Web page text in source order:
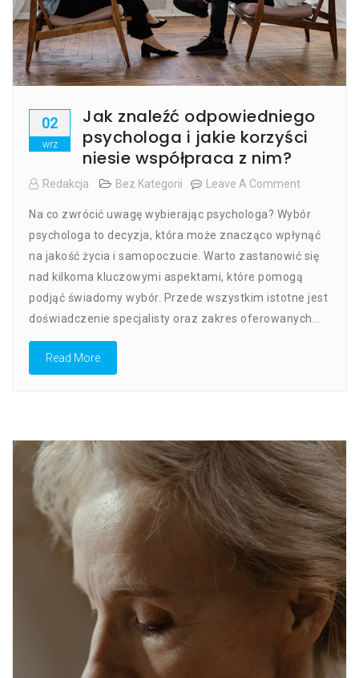
02
wrz
Jak znaleźć odpowiedniego
psychologa i jakie korzyści
niesie współpraca z nim?
Redakcja Bez Kategorii Leave A Comment
Znaleźć
Jakie
Korzyści
Niesie
Na co zwrócić uwagę wybierając psychologa? Wybór
psychologa to decyzja, która może znacząco wpłynąć
na jakość życia i samopoczucie. Warto zastanowić się
nad kilkoma kluczowymi aspektami, które pomogą
podjąć świadomy wybór. Przede wszystkim istotne jest
doświadczenie specjalisty oraz zakres oferowanych…
Read More